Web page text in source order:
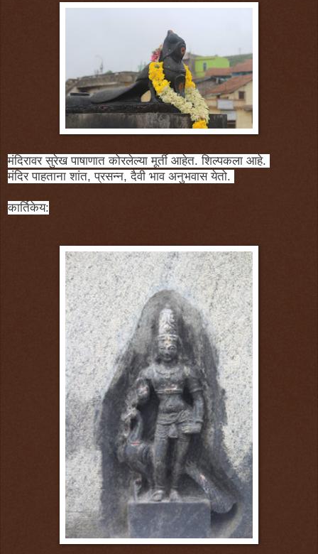
मंदिरावर सुरेख पाषाणात कोरलेल्या मूर्ती आहेत. शिल्पकला आहे.
मंदिर पाहताना शांत, प्रसन्न, दैवी भाव अनुभवास येतो.
कार्तिकेय: